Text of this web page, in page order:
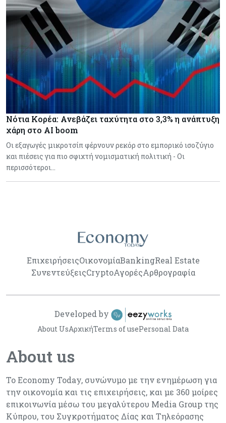
Νότια Κορέα: Ανεβάζει ταχύτητα στο 3,3% η ανάπτυξη
χάρη στο AI boom
Οι εξαγωγές μικροτσίπ φέρνουν ρεκόρ στο εμπορικό ισοζύγιο
και πιέσεις για πιο σφιχτή νομισματική πολιτική - Οι
περισσότεροι…
ΕπιχειρήσειςΟικονομίαBankingReal Estate
ΣυνεντεύξειςCryptoΑγορέςΑρθρογραφία
About us
Το Economy Today, συνώνυμο με την ενημέρωση για
την οικονομία και τις επιχειρήσεις, και με 360 μοίρες
επικοινωνία μέσω του μεγαλύτερου Media Group της
Κύπρου, του Συγκροτήματος Δίας και Τηλεόρασης
About UsΑρχικήTerms of usePersonal Data
Developed by